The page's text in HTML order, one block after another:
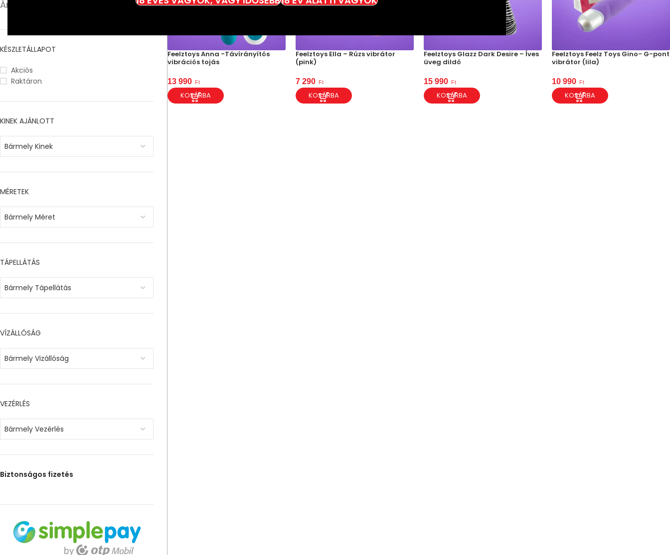
SZŰRÉS
Ár:
KÉSZLETÁLLAPOT
Akciós
Raktáron
KINEK AJÁNLOTT
Bármely Kinek
MÉRETEK
Bármely Méret
TÁPELLÁTÁS
Bármely Tápellátás
VÍZÁLLÓSÁG
Bármely Vizállóság
VEZÉRLÉS
Bármely Vezérlés
Biztonságos fizetés
Feelztoys Anna -Távírányítós
vibrációs tojás
13 990 Ft
KOSÁRBA
Feelztoys Ella – Rúzs vibrátor
(pink)
7 290 Ft
KOSÁRBA
Feelztoys Glazz Dark Desire – Íves
üveg dildó
15 990 Ft
KOSÁRBA
Feelztoys Feelz Toys Gino- G-pont
vibrátor (lila)
10 990 Ft
KOSÁRBA